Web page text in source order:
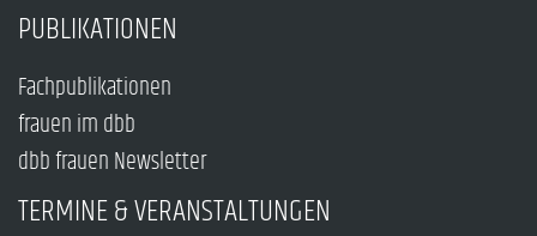
PUBLIKATIONEN
Fachpublikationen
frauen im dbb
dbb frauen Newsletter
TERMINE & VERANSTALTUNGEN